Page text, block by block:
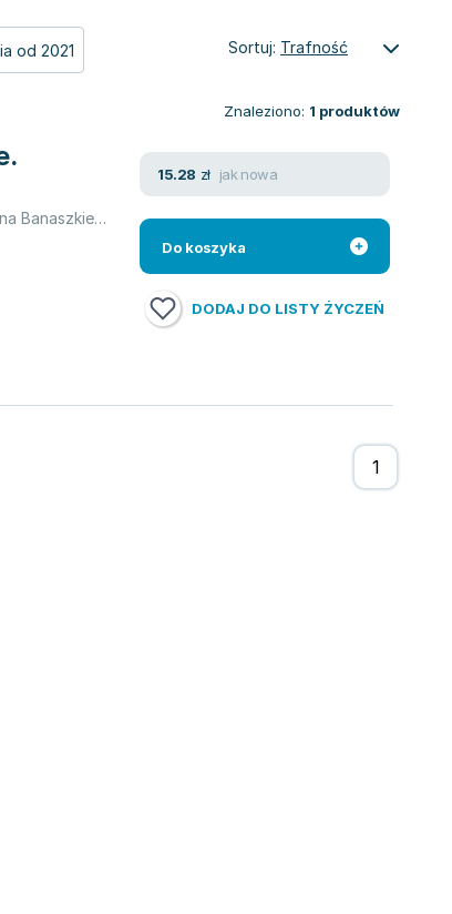
od 2021 Sortuj: Trafność
Znaleziono: 1 produktów
Banaszkiewicz Alicja Knast,Michał Kopczyński,Iwona
15.28 zł jak nowa
Do koszyka
DODAJ DO LISTY ŻYCZEŃ